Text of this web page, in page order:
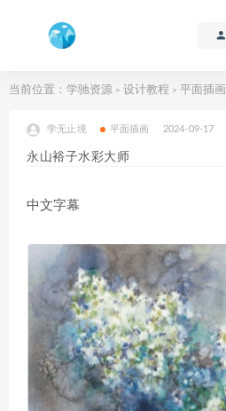
当前位置： 学驰资源 > 设计教程 > 平面插画
学无止境 平面插画 2024-09-17
永山裕子水彩大师
中文字幕